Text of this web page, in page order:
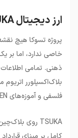
ارز دیجیتال TSUKA چطور کار می‌کند؟
پروژه تسوکا هیچ
خاصی ندارد، اما بر
ذهنی. تمامی
بلاک‌اکسپلورر
فلسفی و آموزه‌های
TSUKA روی